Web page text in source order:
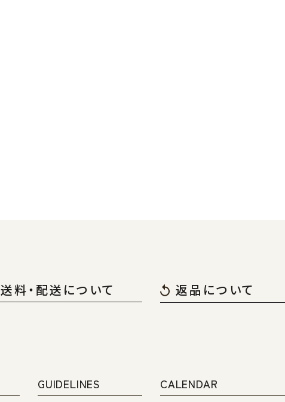
送料・配送について 返品について
GUIDELINES CALENDAR